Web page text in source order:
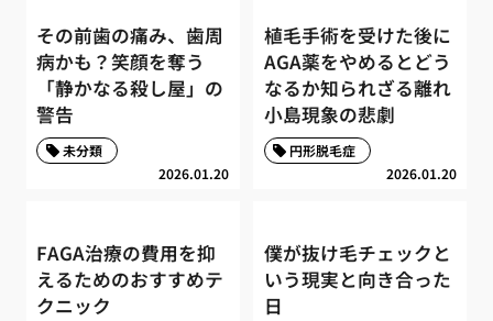
その前歯の痛み、歯周
病かも？笑顔を奪う
「静かなる殺し屋」の
警告
2026.01.20
未分類
植毛手術を受けた後に
AGA薬をやめるとどう
なるか知られざる離れ
小島現象の悲劇
2026.01.20
円形脱毛症
FAGA治療の費用を抑
えるためのおすすめテ
クニック
僕が抜け毛チェックと
いう現実と向き合った
日